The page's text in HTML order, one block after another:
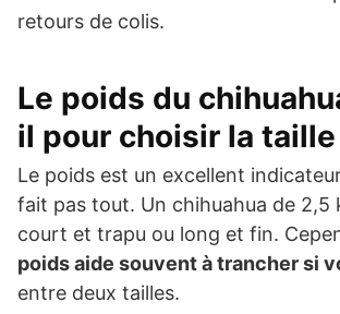
retours de colis.
Le poids du
il pour choisir la taille
Le poids est un excellent
fait pas tout. Un chihuahua de 2,5
court et trapu ou long et fin.
poids aide souvent à trancher si
entre deux tailles.